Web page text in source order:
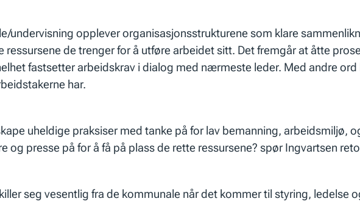
undervisning opplever organisasjonsstrukturene som klare
de trenger for å utføre arbeidet sitt. Det fremgår at åtte
fastsetter arbeidskrav i dialog med nærmeste leder. Med andre
har.
uheldige praksiser med tanke på for lav bemanning, arbeidsmiljø,
presse på for å få på plass de rette ressursene? spør Ingvartsen
seg vesentlig fra de kommunale når det kommer til styring, ledelse